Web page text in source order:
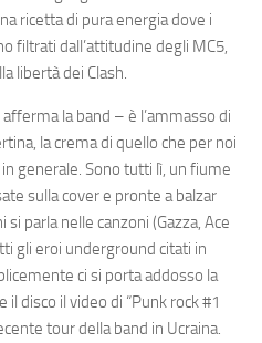
ricetta di pura energia dove i
filtrati dall’attitudine degli MC5,
libertà dei Clash.
la band – è l’ammasso di
la crema di quello che per noi
generale. Sono tutti lì, un fiume
sulla cover e pronte a balzar
parla nelle canzoni (Gazza, Ace
gli eroi underground citati in
ci si porta addosso la
il disco il video di “Punk rock #1
tour della band in Ucraina.